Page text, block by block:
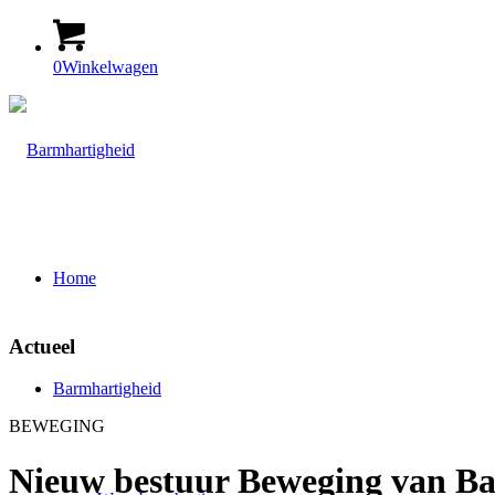
0Winkelwagen
Home
Barmhartigheid
Actueel
BEWEGING
Nieuw bestuur Beweging van